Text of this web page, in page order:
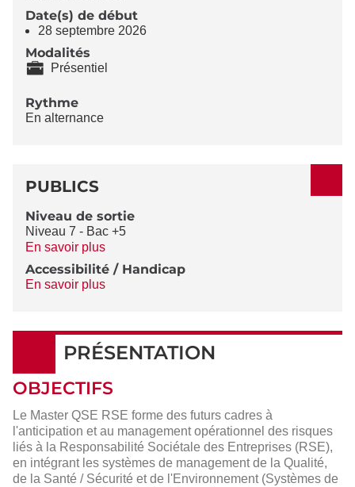
Date(s) de début
28 septembre 2026
Modalités
Présentiel
Rythme
En alternance
PUBLICS
Niveau de sortie
Niveau 7 - Bac +5
En savoir plus
Accessibilité / Handicap
En savoir plus
PRÉSENTATION
OBJECTIFS
Le Master QSE RSE forme des futurs cadres à
l'anticipation et au management opérationnel des risques
liés à la Responsabilité Sociétale des Entreprises (RSE),
en intégrant les systèmes de management de la Qualité,
de la Santé / Sécurité et de l'Environnement (Systèmes de